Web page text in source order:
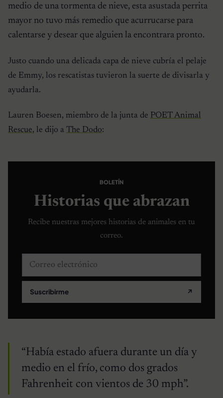
medio de una tormenta de nieve, esta asustada perrita
mayor no tuvo más remedio que acurrucarse para
calentarse y desear que alguien la encontrara pronto.
Justo cuando una delicada capa de nieve cubría el pelaje
de Emmy, los rescatistas tuvieron la suerte de divisarla y
ayudarla.
Lauren Boesen, miembro de la junta de POET Animal
Rescue, le dijo a The Dodo:
BOLETÍN
Historias que abrazan
Recibe nuestras mejores historias de animales en tu
correo.
Correo electrónico
Suscribirme ↗
“Había estado afuera durante un día y
medio en el frío, como dos grados
Fahrenheit con vientos de 30 mph”.